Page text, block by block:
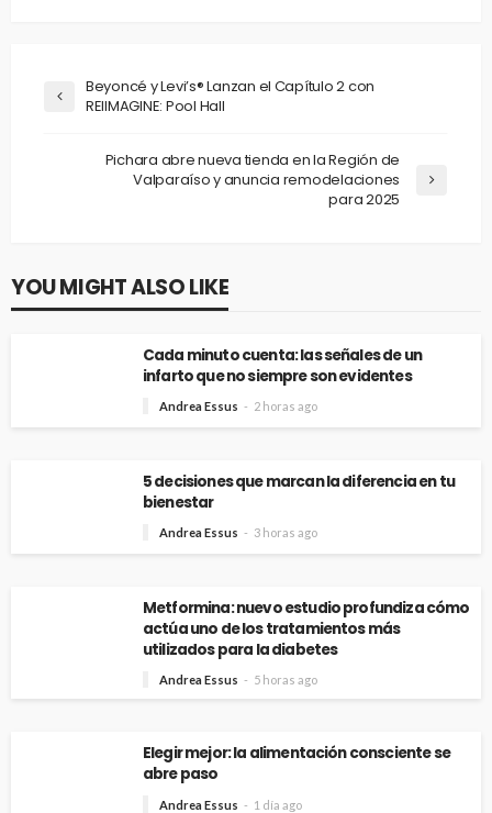
Beyoncé y Levi’s® Lanzan el Capítulo 2 con
REIIMAGINE: Pool Hall
Pichara abre nueva tienda en la Región de
Valparaíso y anuncia remodelaciones
para 2025
YOU MIGHT ALSO LIKE
Cada minuto cuenta: las señales de un
infarto que no siempre son evidentes
Andrea Essus 2 horas ago
5 decisiones que marcan la diferencia en tu
bienestar
Andrea Essus 3 horas ago
Metformina: nuevo estudio profundiza cómo
actúa uno de los tratamientos más
utilizados para la diabetes
Andrea Essus 5 horas ago
Elegir mejor: la alimentación consciente se
abre paso
Andrea Essus 1 día ago